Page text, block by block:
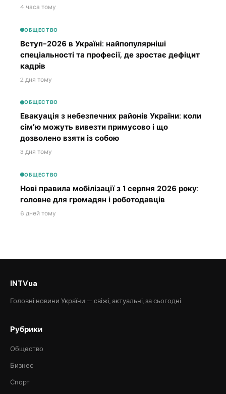
4 часа тому
ОБЩЕСТВО
Вступ-2026 в Україні: найпопулярніші
спеціальності та професії, де зростає дефіцит
кадрів
2 дня тому
ОБЩЕСТВО
Евакуація з небезпечних районів України: коли
сім’ю можуть вивезти примусово і що
дозволено взяти із собою
3 дня тому
ОБЩЕСТВО
Нові правила мобілізації з 1 серпня 2026 року:
головне для громадян і роботодавців
6 дней тому
INTVua
Головні новини України — свіжі, актуальні, за сьогодні.
Рубрики
Общество
Бизнес
Спорт